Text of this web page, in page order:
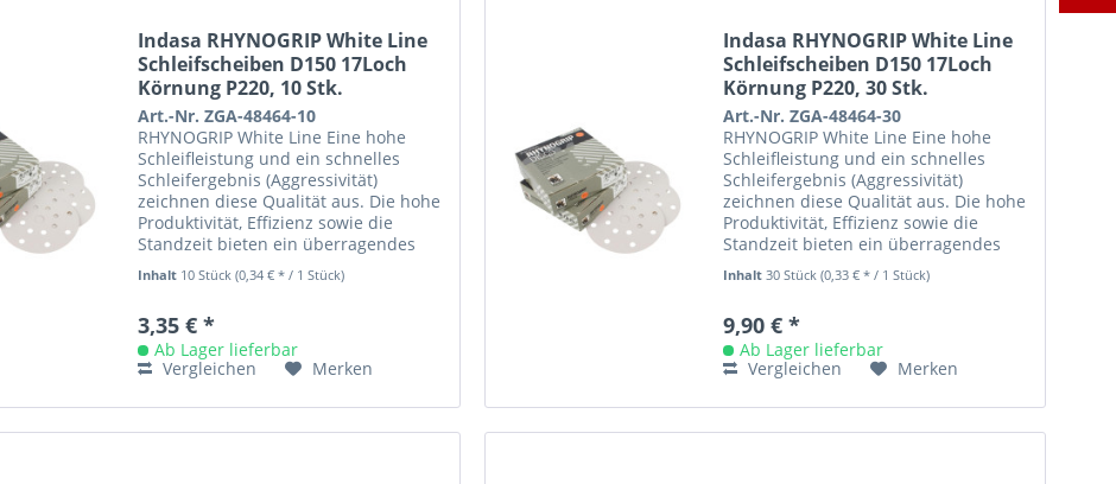
Indasa RHYNOGRIP White Line
Schleifscheiben D150 17Loch
Körnung P220, 10 Stk.
Art.-Nr. ZGA-48464-10
RHYNOGRIP White Line Eine hohe
Schleifleistung und ein schnelles
Schleifergebnis (Aggressivität)
zeichnen diese Qualität aus. Die hohe
Produktivität, Effizienz sowie die
Standzeit bieten ein überragendes
Preis- /Leistungsverhältnis....
Inhalt 10 Stück(0,34 € * / 1 Stück)
3,35 € *
Ab Lager lieferbar
Vergleichen
Merken
Indasa RHYNOGRIP White Line
Schleifscheiben D150 17Loch
Körnung P220, 30 Stk.
Art.-Nr. ZGA-48464-30
RHYNOGRIP White Line Eine hohe
Schleifleistung und ein schnelles
Schleifergebnis (Aggressivität)
zeichnen diese Qualität aus. Die hohe
Produktivität, Effizienz sowie die
Standzeit bieten ein überragendes
Preis- /Leistungsverhältnis....
Inhalt30 Stück(0,33 € * / 1 Stück)
9,90 € *
Ab Lager lieferbar
Vergleichen
Merken